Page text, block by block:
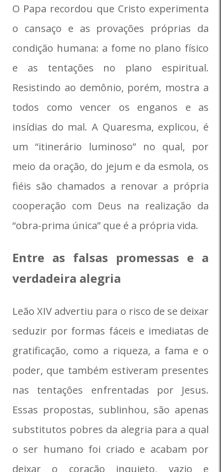
O Papa recordou que Cristo experimenta
o cansaço e as provações próprias da
condição humana: a fome no plano físico
e as tentações no plano espiritual.
Resistindo ao demônio, porém, mostra a
todos como vencer os enganos e as
insídias do mal. A Quaresma, explicou, é
um “itinerário luminoso” no qual, por
meio da oração, do jejum e da esmola, os
fiéis são chamados a renovar a própria
cooperação com Deus na realização da
“obra-prima única” que é a própria vida.
Entre as falsas promessas e a
verdadeira alegria
Leão XIV advertiu para o risco de se deixar
seduzir por formas fáceis e imediatas de
gratificação, como a riqueza, a fama e o
poder, que também estiveram presentes
nas tentações enfrentadas por Jesus.
Essas propostas, sublinhou, são apenas
substitutos pobres da alegria para a qual
o ser humano foi criado e acabam por
deixar o coração inquieto, vazio e